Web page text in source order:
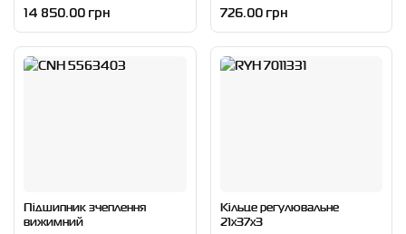
14 850.00 грн 726.00 грн
Підшипник зчеплення
вижимний
Кільце регулювальне
21x37x3